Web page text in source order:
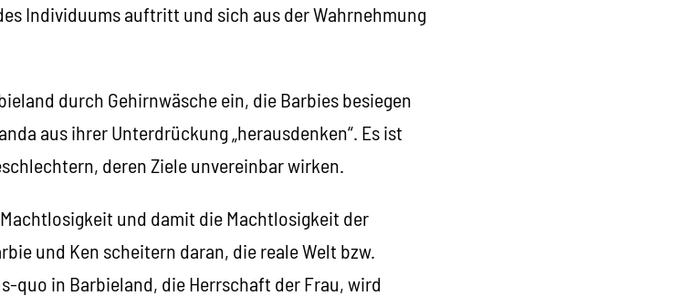
Individuums auftritt und sich aus der Wahrnehmung
durch Gehirnwäsche ein, die Barbies besiegen
aus ihrer Unterdrückung „herausdenken“. Es ist
deren Ziele unvereinbar wirken.
und damit die Machtlosigkeit der
und Ken scheitern daran, die reale Welt bzw.
quo in Barbieland, die Herrschaft der Frau, wird